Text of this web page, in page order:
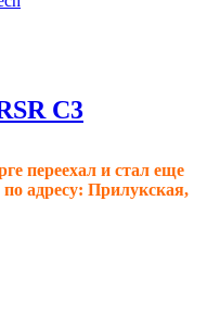
переехал и стал еще
адресу: Прилукская,
C3